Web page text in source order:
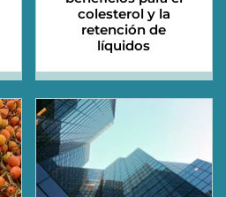
colesterol y la
retención de
líquidos